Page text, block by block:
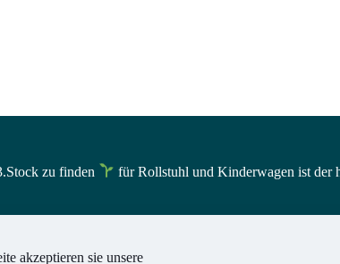
zu finden für Rollstuhl und Kinderwagen ist der
akzeptieren sie unsere